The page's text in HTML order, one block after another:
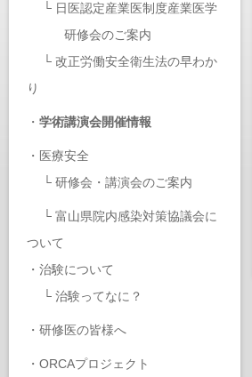
└ 日医認定産業医制度産業医学
研修会のご案内
└ 改正労働安全衛生法の早わか
り
・ 学術講演会開催情報
・ 医療安全
└ 研修会・講演会のご案内
└ 富山県院内感染対策協議会に
ついて
・ 治験について
└ 治験ってなに？
・ 研修医の皆様へ
・ ORCAプロジェクト